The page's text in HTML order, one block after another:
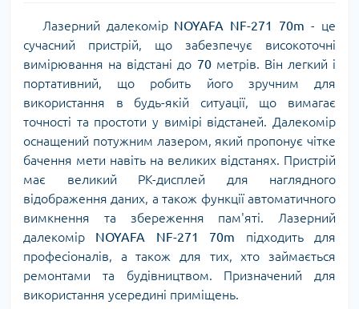
Лазерний далекомір NOYAFA NF-271 70m - це
сучасний пристрій, що забезпечує високоточні
вимірювання на відстані до 70метрів. Він легкий і
портативний, що робить його зручним для
використання в будь-якій ситуації, що вимагає
точності та простоти у вимірі відстаней. Далекомір
оснащений потужним лазером, який пропонує чітке
бачення мети навіть на великих відстанях. Пристрій
має великий РК-дисплей для наглядного
відображення даних, а також функції автоматичного
вимкнення та збереження пам'яті. Лазерний
далекомір NOYAFA NF-271 70m підходить для
професіоналів, а також для тих, хто займається
ремонтами та будівництвом. Призначений для
використання усередині приміщень.